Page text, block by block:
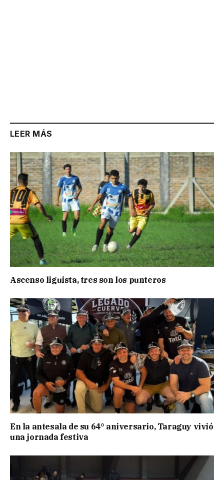
LEER MÁS
Ascenso liguista, tres son los punteros
En la antesala de su 64° aniversario, Taraguy vivió
una jornada festiva